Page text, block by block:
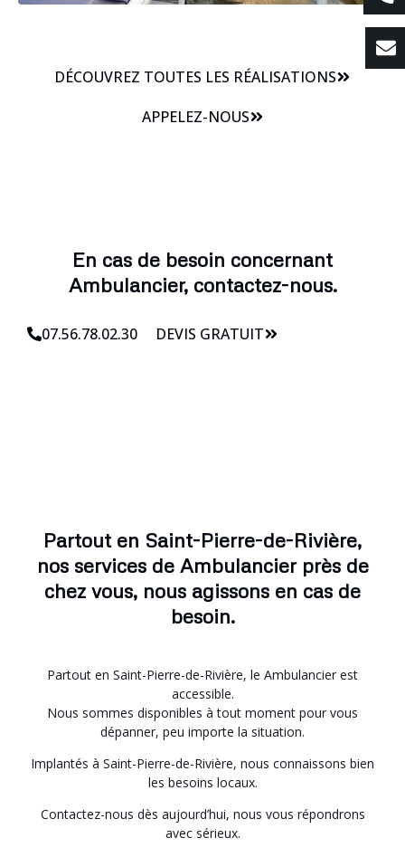
DÉCOUVREZ TOUTES LES RÉALISATIONS
APPELEZ-NOUS
En cas de besoin concernant
Ambulancier, contactez-nous.
07.56.78.02.30 DEVIS GRATUIT
Partout en Saint-Pierre-de-Rivière,
nos services de Ambulancier près de
chez vous, nous agissons en cas de
besoin.
Partout en Saint-Pierre-de-Rivière, le Ambulancier est
accessible.
Nous sommes disponibles à tout moment pour vous
dépanner, peu importe la situation.
Implantés à Saint-Pierre-de-Rivière, nous connaissons bien
les besoins locaux.
Contactez-nous dès aujourd’hui, nous vous répondrons
avec sérieux.